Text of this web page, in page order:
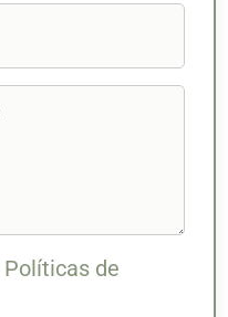
Políticas de